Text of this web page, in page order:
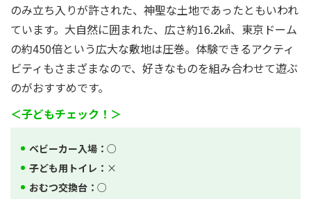
のみ立ち入りが許された、神聖な土地であったともいわれ
ています。大自然に囲まれた、広さ約16.2㎢、東京ドーム
の約450倍という広大な敷地は圧巻。体験できるアクティ
ビティもさまざまなので、好きなものを組み合わせて遊ぶ
のがおすすめです。
＜子どもチェック！＞
ベビーカー入場： ○
子ども用トイレ： ×
おむつ交換台： ○